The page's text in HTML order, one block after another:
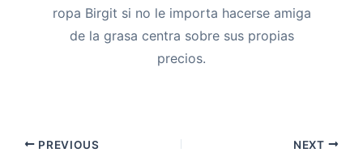
ropa Birgit si no le importa hacerse amiga
de la grasa centra sobre sus propias
precios.
PREVIOUS NEXT